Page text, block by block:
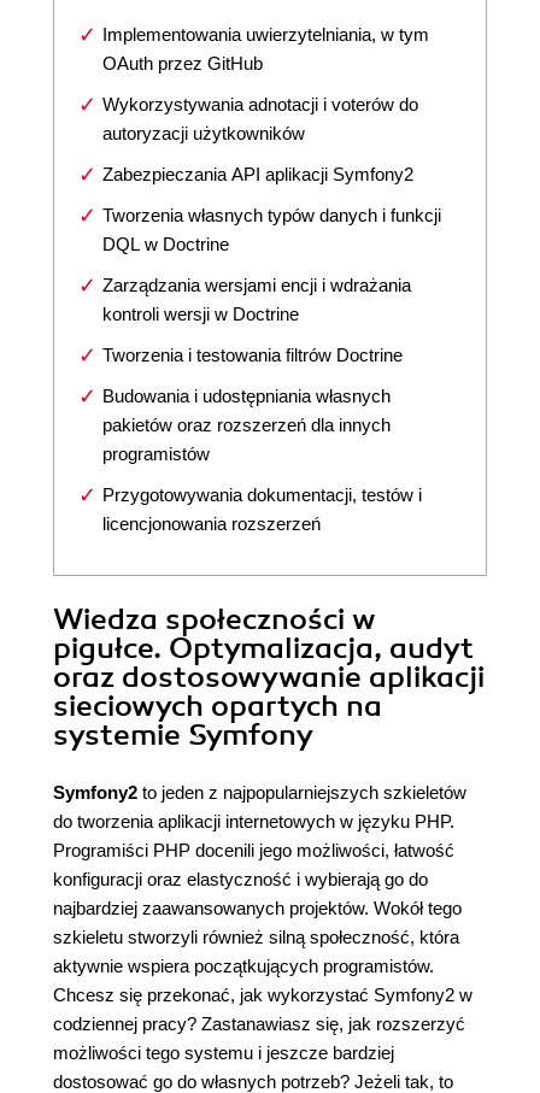
Implementowania uwierzytelniania, w tym
OAuth przez GitHub
Wykorzystywania adnotacji i voterów do
autoryzacji użytkowników
Zabezpieczania API aplikacji Symfony2
Tworzenia własnych typów danych i funkcji
DQL w Doctrine
Zarządzania wersjami encji i wdrażania
kontroli wersji w Doctrine
Tworzenia i testowania filtrów Doctrine
Budowania i udostępniania własnych
pakietów oraz rozszerzeń dla innych
programistów
Przygotowywania dokumentacji, testów i
licencjonowania rozszerzeń
Wiedza społeczności w
pigułce. Optymalizacja, audyt
oraz dostosowywanie aplikacji
sieciowych opartych na
systemie Symfony
Symfony2 to jeden z najpopularniejszych szkieletów
do tworzenia aplikacji internetowych w języku PHP.
Programiści PHP docenili jego możliwości, łatwość
konfiguracji oraz elastyczność i wybierają go do
najbardziej zaawansowanych projektów. Wokół tego
szkieletu stworzyli również silną społeczność, która
aktywnie wspiera początkujących programistów.
Chcesz się przekonać, jak wykorzystać Symfony2 w
codziennej pracy? Zastanawiasz się, jak rozszerzyć
możliwości tego systemu i jeszcze bardziej
dostosować go do własnych potrzeb? Jeżeli tak, to